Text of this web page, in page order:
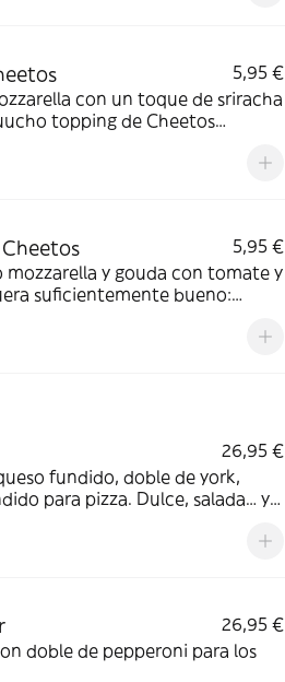
5,95 €
con un toque de sriracha
topping de Cheetos
5,95 €
y gouda con tomate y
suficientemente bueno:
26,95 €
fundido, doble de york,
para pizza. Dulce, salada… y
26,95 €
doble de pepperoni para los